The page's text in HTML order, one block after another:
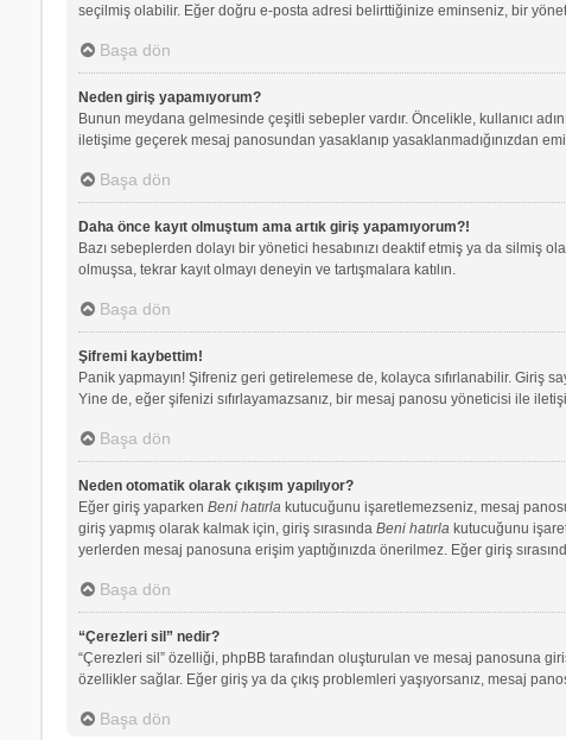
seçilmiş olabilir. Eğer doğru e-posta adresi belirttiğinize eminseniz, bir
Başa dön
Neden giriş yapamıyorum?
Bunun meydana gelmesinde çeşitli sebepler vardır. Öncelikle, kullanıcı
iletişime geçerek mesaj panosundan yasaklanıp yasaklanmadığınızdan
Başa dön
Daha önce kayıt olmuştum ama artık giriş yapamıyorum?!
Bazı sebeplerden dolayı bir yönetici hesabınızı deaktif etmiş ya da silmiş
olmuşsa, tekrar kayıt olmayı deneyin ve tartışmalara katılın.
Başa dön
Şifremi kaybettim!
Panik yapmayın! Şifreniz geri getirelemese de, kolayca sıfırlanabilir. Giriş
Yine de, eğer şifenizi sıfırlayamazsanız, bir mesaj panosu yöneticisi ile
Başa dön
Neden otomatik olarak çıkışım yapılıyor?
Eğer giriş yaparken Beni hatırlakutucuğunu işaretlemezseniz, mesaj
giriş yapmış olarak kalmak için, giriş sırasında Beni hatırlakutucuğunu
yerlerden mesaj panosuna erişim yaptığınızda önerilmez. Eğer giriş
Başa dön
“Çerezleri sil” nedir?
“Çerezleri sil” özelliği, phpBB tarafından oluşturulan ve mesaj panosuna
özellikler sağlar. Eğer giriş ya da çıkış problemleri yaşıyorsanız, mesaj
Başa dön